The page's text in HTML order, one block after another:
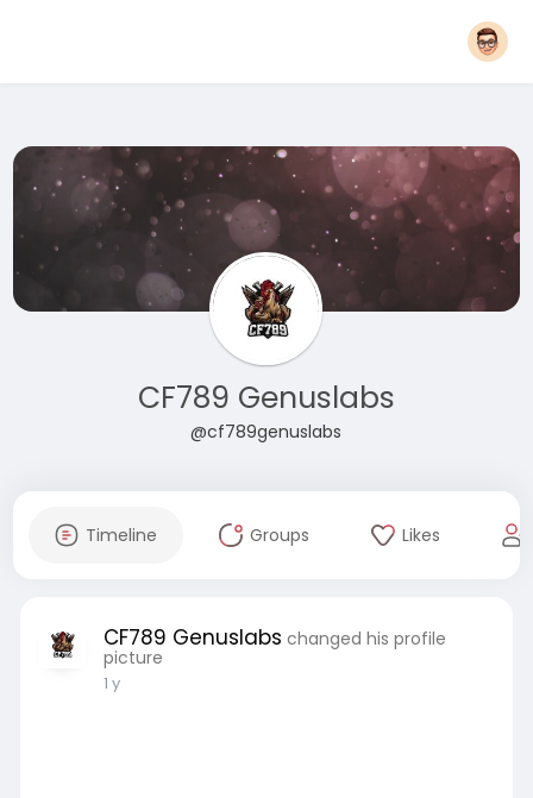
CF789 Genuslabs
@cf789genuslabs
Timeline Groups Likes
CF789 Genuslabs changed his profile
picture
1 y